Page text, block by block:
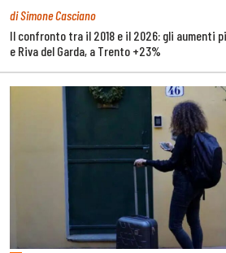
di Simone Casciano
Il confronto tra il 2018 e il 2026: gli aumenti
e Riva del Garda, a Trento +23%